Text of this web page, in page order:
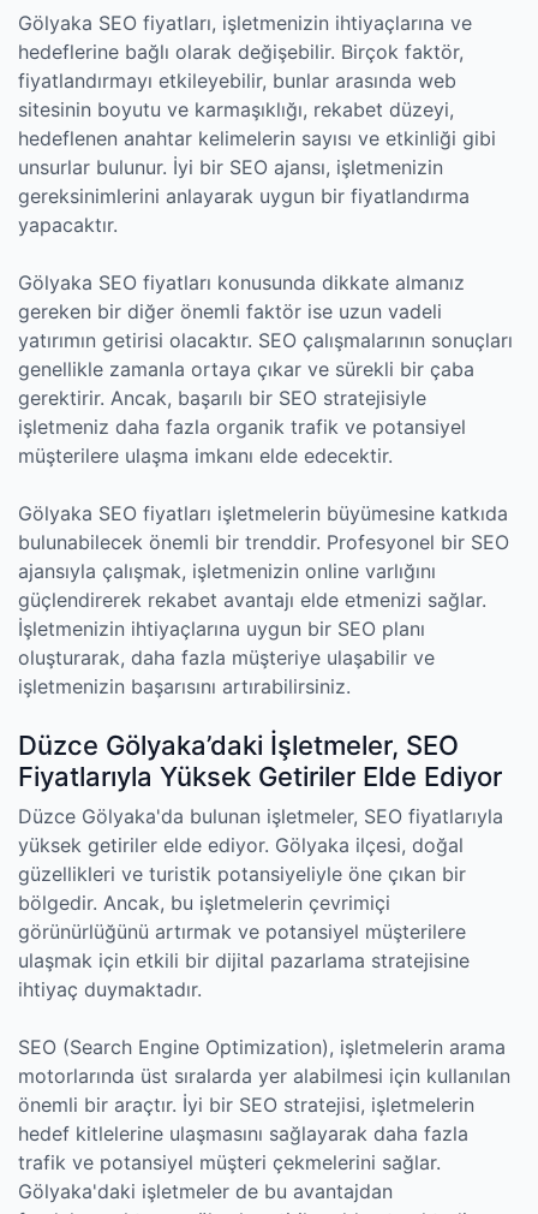
Gölyaka SEO fiyatları, işletmenizin ihtiyaçlarına ve
hedeflerine bağlı olarak değişebilir. Birçok faktör,
fiyatlandırmayı etkileyebilir, bunlar arasında web
sitesinin boyutu ve karmaşıklığı, rekabet düzeyi,
hedeflenen anahtar kelimelerin sayısı ve etkinliği gibi
unsurlar bulunur. İyi bir SEO ajansı, işletmenizin
gereksinimlerini anlayarak uygun bir fiyatlandırma
yapacaktır.
Gölyaka SEO fiyatları konusunda dikkate almanız
gereken bir diğer önemli faktör ise uzun vadeli
yatırımın getirisi olacaktır. SEO çalışmalarının sonuçları
genellikle zamanla ortaya çıkar ve sürekli bir çaba
gerektirir. Ancak, başarılı bir SEO stratejisiyle
işletmeniz daha fazla organik trafik ve potansiyel
müşterilere ulaşma imkanı elde edecektir.
Gölyaka SEO fiyatları işletmelerin büyümesine katkıda
bulunabilecek önemli bir trenddir. Profesyonel bir SEO
ajansıyla çalışmak, işletmenizin online varlığını
güçlendirerek rekabet avantajı elde etmenizi sağlar.
İşletmenizin ihtiyaçlarına uygun bir SEO planı
oluşturarak, daha fazla müşteriye ulaşabilir ve
işletmenizin başarısını artırabilirsiniz.
Düzce Gölyaka’daki İşletmeler, SEO
Fiyatlarıyla Yüksek Getiriler Elde Ediyor
Düzce Gölyaka'da bulunan işletmeler, SEO fiyatlarıyla
yüksek getiriler elde ediyor. Gölyaka ilçesi, doğal
güzellikleri ve turistik potansiyeliyle öne çıkan bir
bölgedir. Ancak, bu işletmelerin çevrimiçi
görünürlüğünü artırmak ve potansiyel müşterilere
ulaşmak için etkili bir dijital pazarlama stratejisine
ihtiyaç duymaktadır.
SEO (Search Engine Optimization), işletmelerin arama
motorlarında üst sıralarda yer alabilmesi için kullanılan
önemli bir araçtır. İyi bir SEO stratejisi, işletmelerin
hedef kitlelerine ulaşmasını sağlayarak daha fazla
trafik ve potansiyel müşteri çekmelerini sağlar.
Gölyaka'daki işletmeler de bu avantajdan